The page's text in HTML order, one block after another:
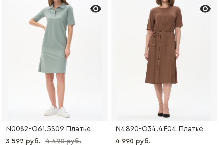
N0082-O61.5S09 Платье
3 592 руб. 4 490 руб.
N4890-O34.4F04 Платье
4 990 руб.